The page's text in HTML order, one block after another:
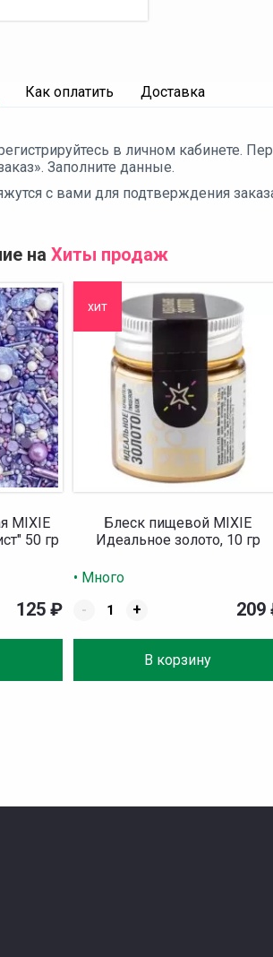
Как оплатить Доставка
в личном кабинете.
Заполните данные.
с вами для подтверждения заказа
на Хиты продаж
MIXIE
50 гр
125₽
хит
Блеск пищевой MIXIE
Идеальное золото, 10 гр
• Много
-
+
В корзину
209